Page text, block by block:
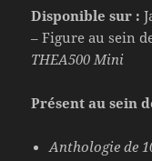
Disponible sur :
– Figure au sein
THEA500 Mini
Présent au sein
Anthologie de